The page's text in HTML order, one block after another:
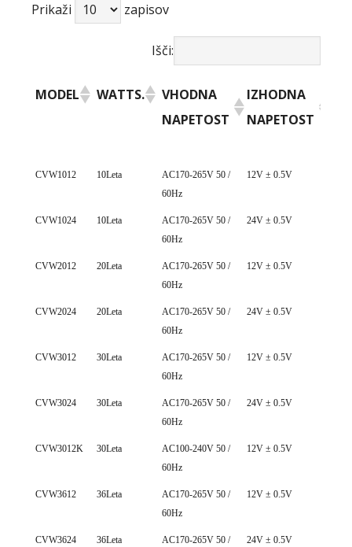
Prikaži zapisov
Išči:
MODEL WATTS.
VHODNA
NAPETOST
IZHODNA
NAPETOST
MODEL WATTS.
VHODNA
NAPETOST
IZHODNA
CVW1012 10Leta
AC170-265V 50 /
60Hz
12V ± 0.5V
CVW1024 10Leta
AC170-265V 50 /
60Hz
24V ± 0.5V
CVW2012 20Leta
AC170-265V 50 /
60Hz
12V ± 0.5V
CVW2024 20Leta
AC170-265V 50 /
60Hz
24V ± 0.5V
CVW3012 30Leta
AC170-265V 50 /
60Hz
12V ± 0.5V
CVW3024 30Leta
AC170-265V 50 /
60Hz
24V ± 0.5V
CVW3012K 30Leta
AC100-240V 50 /
60Hz
12V ± 0.5V
CVW3612 36Leta
AC170-265V 50 /
60Hz
12V ± 0.5V
CVW3624 36Leta
AC170-265V 50 /
24V ± 0.5V